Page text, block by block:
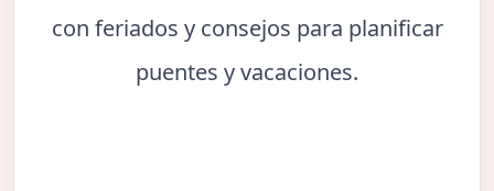
con feriados y consejos para planificar
puentes y vacaciones.